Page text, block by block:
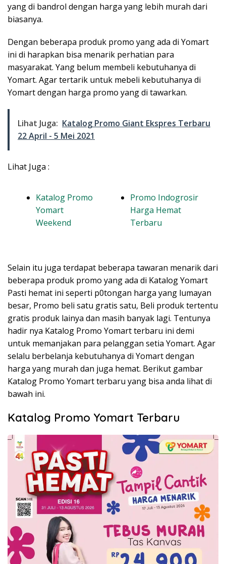
yang di bandrol dengan harga yang lebih murah dari
biasanya.
Dengan beberapa produk promo yang ada di Yomart
ini di harapkan bisa menarik perhatian para
masyarakat. Yang belum membeli kebutuhanya di
Yomart. Agar tertarik untuk mebeli kebutuhanya di
Yomart dengan harga promo yang di tawarkan.
Lihat Juga: Katalog Promo Giant Ekspres Terbaru
22 April - 5 Mei 2021
Lihat Juga :
Katalog Promo
Yomart
Weekend
Promo Indogrosir
Harga Hemat
Terbaru
Selain itu juga terdapat beberapa tawaran menarik dari
beberapa produk promo yang ada di Katalog Yomart
Pasti hemat ini seperti p0tongan harga yang lumayan
besar, Promo beli satu gratis satu, Beli produk tertentu
gratis produk lainya dan masih banyak lagi. Tentunya
hadir nya Katalog Promo Yomart terbaru ini demi
untuk memanjakan para pelanggan setia Yomart. Agar
selalu berbelanja kebutuhanya di Yomart dengan
harga yang murah dan juga hemat. Berikut gambar
Katalog Promo Yomart terbaru yang bisa anda lihat di
bawah ini.
Katalog Promo Yomart Terbaru